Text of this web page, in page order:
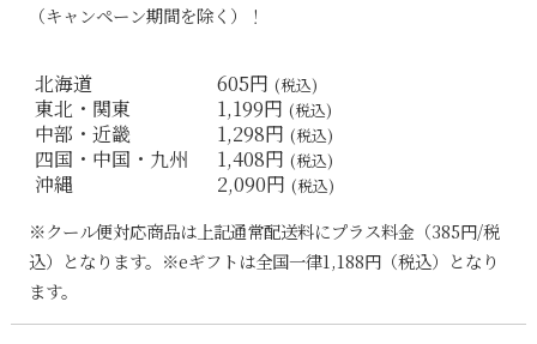
（キャンペーン期間を除く）！
北海道 605円 (税込)
東北・関東 1,199円 (税込)
中部・近畿 1,298円 (税込)
四国・中国・九州 1,408円 (税込)
沖縄 2,090円 (税込)
※クール便対応商品は上記通常配送料にプラス料金（385円/税
込）となります。※eギフトは全国一律1,188円（税込）となり
ます。